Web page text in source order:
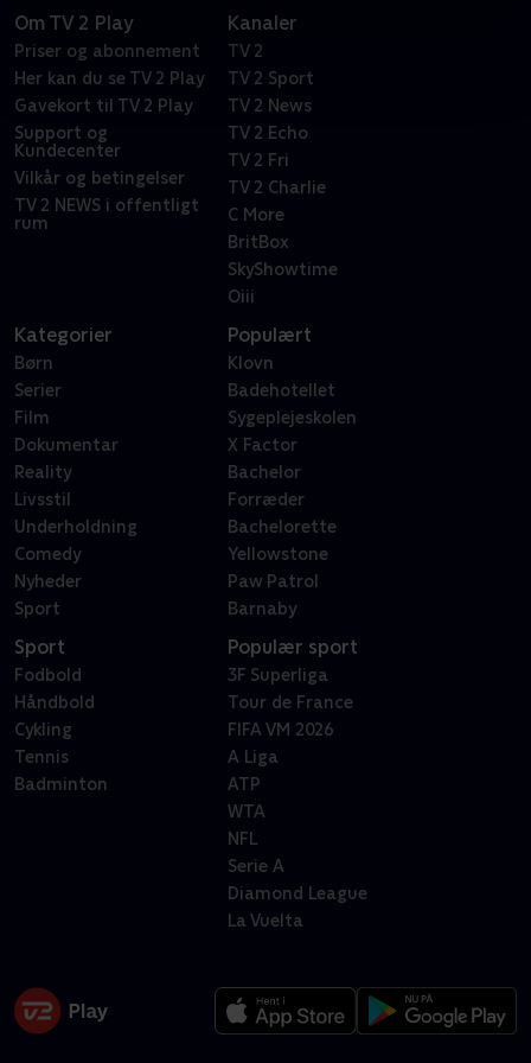
Om TV 2 Play
Priser og abonnement
Her kan du se TV 2 Play
Gavekort til TV 2 Play
Support og
Kundecenter
Vilkår og betingelser
TV 2 NEWS i offentligt
rum
Kanaler
TV 2
TV 2 Sport
TV 2 News
TV 2 Echo
TV 2 Fri
TV 2 Charlie
C More
BritBox
SkyShowtime
Oiii
Kategorier
Børn
Serier
Film
Dokumentar
Reality
Livsstil
Underholdning
Comedy
Nyheder
Sport
Populært
Klovn
Badehotellet
Sygeplejeskolen
X Factor
Bachelor
Forræder
Bachelorette
Yellowstone
Paw Patrol
Barnaby
Sport
Fodbold
Håndbold
Cykling
Tennis
Badminton
Populær sport
3F Superliga
Tour de France
FIFA VM 2026
A Liga
ATP
WTA
NFL
Serie A
Diamond League
La Vuelta